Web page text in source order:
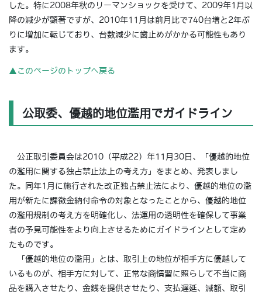
した。特に2008年秋のリーマンショックを受けて、2009年1月以
降の減少が顕著ですが、2010年11月は前月比で740台増と2年ぶ
りに増加に転じており、台数減少に歯止めがかかる可能性もあり
ます。
▲このページのトップへ戻る
公取委、優越的地位濫用でガイドライン
公正取引委員会は2010（平成22）年11月30日、「優越的地位
の濫用に関する独占禁止法上の考え方」をまとめ、発表しまし
た。同年1月に施行された改正独占禁止法により、優越的地位の濫
用が新たに課徴金納付命令の対象となったことから、優越的地位
の濫用規制の考え方を明確化し、法運用の透明性を確保して事業
者の予見可能性をより向上させるためにガイドラインとして定め
たものです。
「優越的地位の濫用」とは、取引上の地位が相手方に優越して
いるものが、相手方に対して、正常な商慣習に照らして不当に商
品を購入させたり、金銭を提供させたり、支払遅延、減額、取引